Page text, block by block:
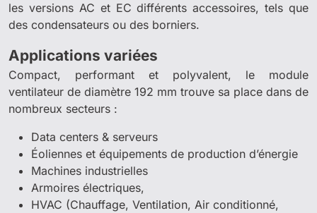
les versions AC et EC différents accessoires, tels que
des condensateurs ou des borniers.
Applications variées
Compact, performant et polyvalent, le module
ventilateur de diamètre 192 mm trouve sa place dans de
nombreux secteurs :
Data centers & serveurs
Éoliennes et équipements de production d’énergie
Machines industrielles
Armoires électriques,
HVAC (Chauffage, Ventilation, Air conditionné,